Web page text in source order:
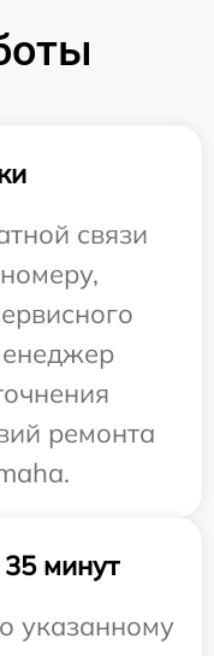
связи
ремонта
минут
указанному